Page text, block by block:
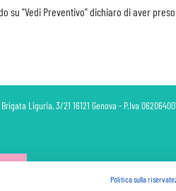
su "Vedi Preventivo" dichiaro di aver
Liguria, 3/21 16121 Genova - P.Iva
Politica sulla